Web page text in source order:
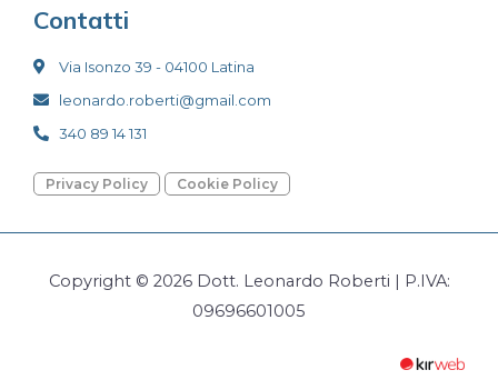
Contatti
Via Isonzo 39 - 04100 Latina
leonardo.roberti@gmail.com
340 89 14 131
Privacy Policy Cookie Policy
Copyright © 2026 Dott. Leonardo Roberti | P.IVA:
09696601005